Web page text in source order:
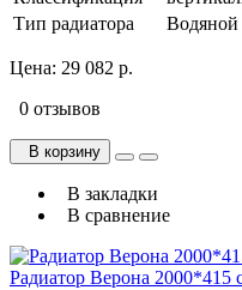
Тип радиатора
Водяной
Цена: 29 082 р.
0 отзывов
В корзину
В закладки
В сравнение
Радиатор Верона 2000*415